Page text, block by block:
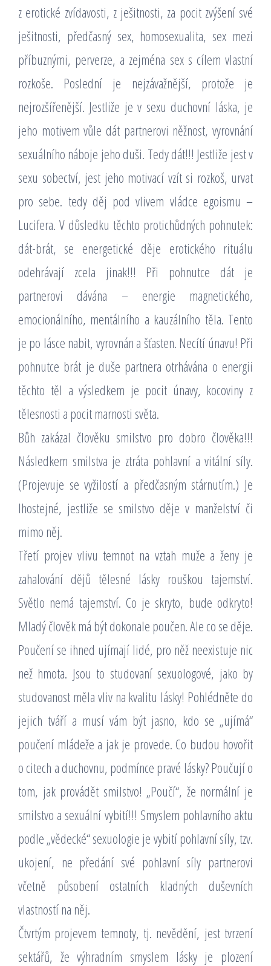
z erotické zvídavosti, z ješitnosti, za pocit zvýšení své
ješitnosti, předčasný sex, homosexualita, sex mezi
příbuznými, perverze, a zejména sex s cílem vlastní
rozkoše. Poslední je nejzávažnější, protože je
nejrozšířenější. Jestliže je v sexu duchovní láska, je
jeho motivem vůle dát partnerovi něžnost, vyrovnání
sexuálního náboje jeho duši. Tedy dát!!! Jestliže jest v
sexu sobectví, jest jeho motivací vzít si rozkoš, urvat
pro sebe. tedy děj pod vlivem vládce egoismu –
Lucifera. V důsledku těchto protichůdných pohnutek:
dát-brát, se energetické děje erotického rituálu
odehrávají zcela jinak!!! Při pohnutce dát je
partnerovi dávána – energie magnetického,
emocionálního, mentálního a kauzálního těla. Tento
je po lásce nabit, vyrovnán a šťasten. Necítí únavu! Při
pohnutce brát je duše partnera otrhávána o energii
těchto těl a výsledkem je pocit únavy, kocoviny z
tělesnosti a pocit marnosti světa.
Bůh zakázal člověku smilstvo pro dobro člověka!!!
Následkem smilstva je ztráta pohlavní a vitální síly.
(Projevuje se vyžilostí a předčasným stárnutím.) Je
lhostejné, jestliže se smilstvo děje v manželství či
mimo něj.
Třetí projev vlivu temnot na vztah muže a ženy je
zahalování dějů tělesné lásky rouškou tajemství.
Světlo nemá tajemství. Co je skryto, bude odkryto!
Mladý člověk má být dokonale poučen. Ale co se děje.
Poučení se ihned ujímají lidé, pro něž neexistuje nic
než hmota. Jsou to studovaní sexuologové, jako by
studovanost měla vliv na kvalitu lásky! Pohlédněte do
jejich tváří a musí vám být jasno, kdo se „ujímá“
poučení mládeže a jak je provede. Co budou hovořit
o citech a duchovnu, podmínce pravé lásky? Poučují o
tom, jak provádět smilstvo! „Poučí“, že normální je
smilstvo a sexuální vybití!!! Smyslem pohlavního aktu
podle „vědecké“ sexuologie je vybití pohlavní síly, tzv.
ukojení, ne předání své pohlavní síly partnerovi
včetně působení ostatních kladných duševních
vlastností na něj.
Čtvrtým projevem temnoty, tj. nevědění, jest tvrzení
sektářů, že výhradním smyslem lásky je plození